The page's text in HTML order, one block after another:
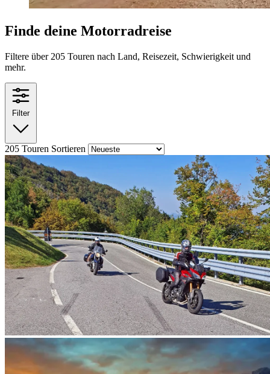
Finde deine Motorradreise
Filtere über 205 Touren nach Land, Reisezeit, Schwierigkeit und
mehr.
Filter
205 Touren Sortieren